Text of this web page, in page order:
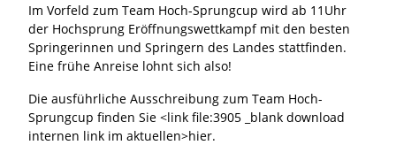
Im Vorfeld zum Team Hoch-Sprungcup wird ab 11Uhr
der Hochsprung Eröffnungswettkampf mit den besten
Springerinnen und Springern des Landes stattfinden.
Eine frühe Anreise lohnt sich also!
Die ausführliche Ausschreibung zum Team Hoch-
Sprungcup finden Sie <link file:3905 _blank download
internen link im aktuellen>hier.